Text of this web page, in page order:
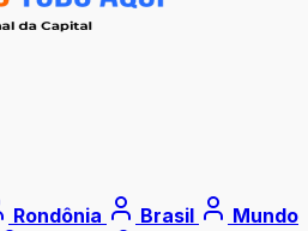
Rondônia Brasil
Mundo